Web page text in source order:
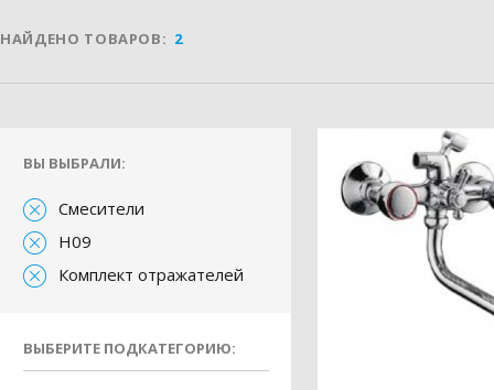
НАЙДЕНО ТОВАРОВ: 2
ВЫ ВЫБРАЛИ:
Смесители
H09
Комплект отражателей
ВЫБЕРИТЕ ПОДКАТЕГОРИЮ: